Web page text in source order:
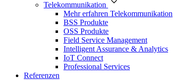
Telekommunikation
Mehr erfahren Telekommunikation
BSS Produkte
OSS Produkte
Field Service Management
Intelligent Assurance & Analytics
IoT Connect
Professional Services
Referenzen